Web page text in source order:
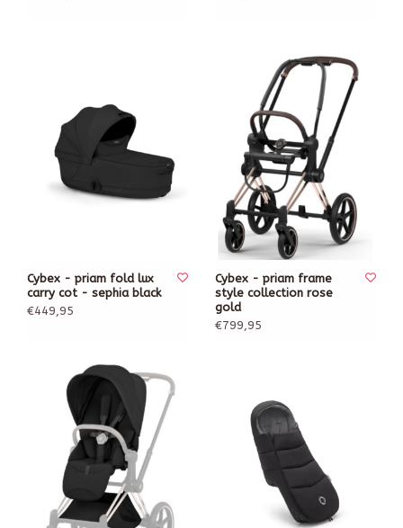
Cybex - priam fold lux
carry cot - sephia black
€449,95
Cybex - priam frame
style collection rose
gold
€799,95